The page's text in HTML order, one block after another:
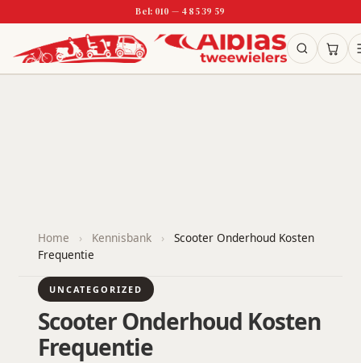
Bel: 010 — 4 85 39 59
Home › Kennisbank ›
Scooter Onderhoud Kosten
Frequentie
UNCATEGORIZED
Scooter Onderhoud Kosten
Frequentie